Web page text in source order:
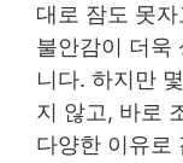
대로 잠도 못
불안감이 더욱
니다. 하지만
지 않고, 바로
다양한 이유로